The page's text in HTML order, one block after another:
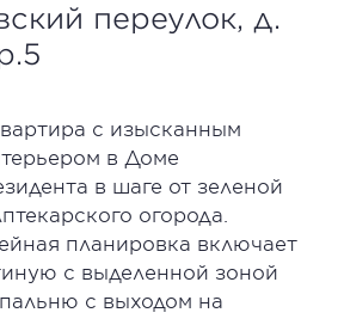
переулок, д.
с изысканным
в Доме
в шаге от зеленой
огорода.
планировка включает
с выделенной зоной
с выходом на